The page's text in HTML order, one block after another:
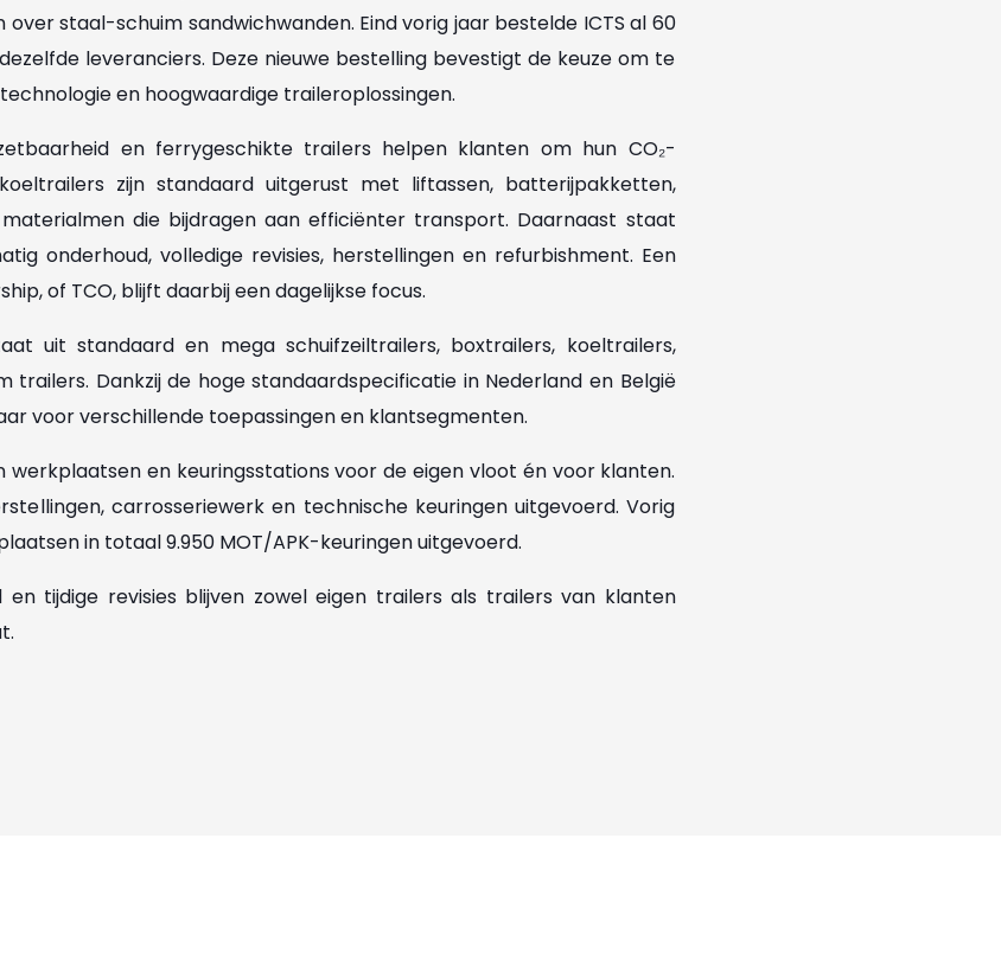
staal-schuim sandwichwanden. Eind vorig jaar bestelde ICTS al 60
leveranciers. Deze nieuwe bestelling bevestigt de keuze om te
en hoogwaardige traileroplossingen.
en ferrygeschikte trailers helpen klanten om hun CO₂-
zijn standaard uitgerust met liftassen, batterijpakketten,
die bijdragen aan efficiënter transport. Daarnaast staat
onderhoud, volledige revisies, herstellingen en refurbishment. Een
of TCO, blijft daarbij een dagelijkse focus.
uit standaard en mega schuifzeiltrailers, boxtrailers, koeltrailers,
trailers. Dankzij de hoge standaardspecificatie in Nederland en België
voor verschillende toepassingen en klantsegmenten.
werkplaatsen en keuringsstations voor de eigen vloot én voor klanten.
carrosseriewerk en technische keuringen uitgevoerd. Vorig
in totaal 9.950 MOT/APK-keuringen uitgevoerd.
en tijdige revisies blijven zowel eigen trailers als trailers van klanten